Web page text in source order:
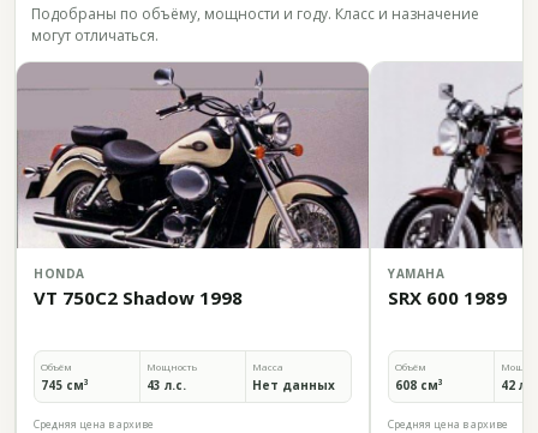
Подобраны по объёму, мощности и году. Класс и назначение
могут отличаться.
HONDA
VT 750C2 Shadow 1998
Объём
745 см³
Мощность
43 л.с.
Масса
Нет данных
Средняя цена в архиве
YAMAHA
SRX 600 1989
Объём
608 см³ 42
Средняя цена в архиве